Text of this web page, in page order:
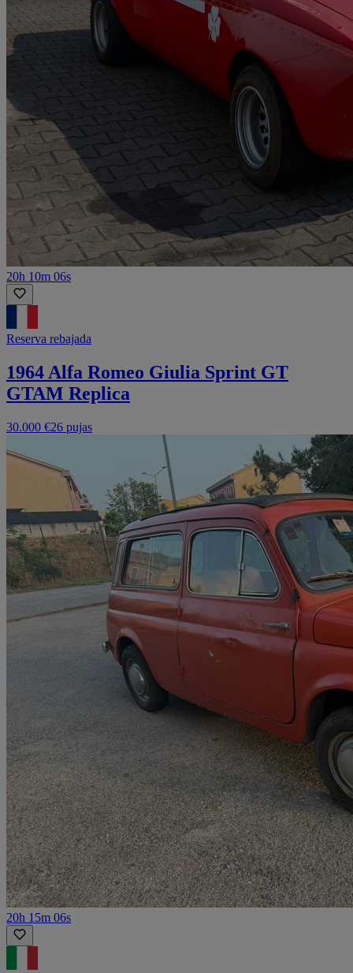
20h 10m 06s
Reserva rebajada
1964 Alfa Romeo Giulia Sprint GT
GTAM Replica
30.000 €26 pujas
20h 15m 06s